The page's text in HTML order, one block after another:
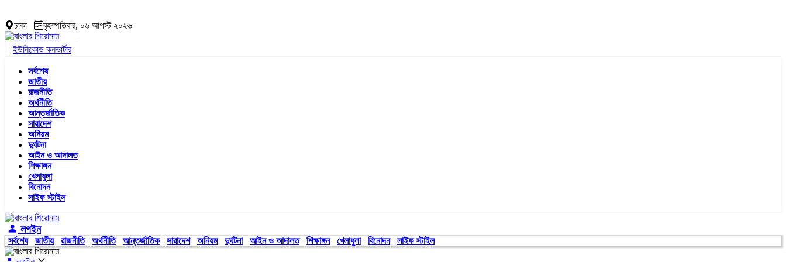
ঢাকা বৃহস্পতিবার, ০৬ আগস্ট ২০২৬
ইউনিকোড কনভার্টার
সর্বশেষ
জাতীয়
রাজনীতি
অর্থনীতি
আন্তর্জাতিক
সারাদেশ
অনিয়ম
দুর্ঘটনা
আইন ও আদালত
শিক্ষাঙ্গন
খেলাধুলা
বিনোদন
লাইফ স্টাইল
লগইন
সর্বশেষ জাতীয় রাজনীতি অর্থনীতি আন্তর্জাতিক সারাদেশ অনিয়ম দুর্ঘটনা আইন ও আদালত শিক্ষাঙ্গন খেলাধুলা বিনোদন লাইফ স্টাইল